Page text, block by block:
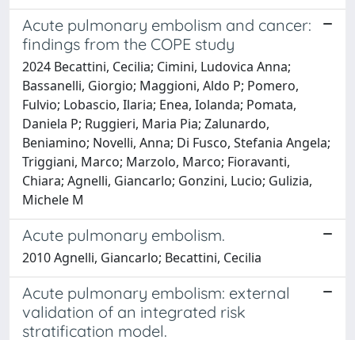
Acute pulmonary embolism and cancer:
findings from the COPE study
2024 Becattini, Cecilia; Cimini, Ludovica Anna;
Bassanelli, Giorgio; Maggioni, Aldo P; Pomero,
Fulvio; Lobascio, Ilaria; Enea, Iolanda; Pomata,
Daniela P; Ruggieri, Maria Pia; Zalunardo,
Beniamino; Novelli, Anna; Di Fusco, Stefania Angela;
Triggiani, Marco; Marzolo, Marco; Fioravanti,
Chiara; Agnelli, Giancarlo; Gonzini, Lucio; Gulizia,
Michele M
Acute pulmonary embolism.
2010 Agnelli, Giancarlo; Becattini, Cecilia
Acute pulmonary embolism: external
validation of an integrated risk
stratification model.